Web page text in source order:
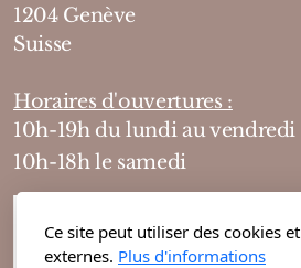
1204 Genève
Suisse
Horaires d'ouvertures :
10h-19h du lundi au vendredi
10h-18h le samedi
Ce site peut utiliser des cookies
externes. Plus d'informations